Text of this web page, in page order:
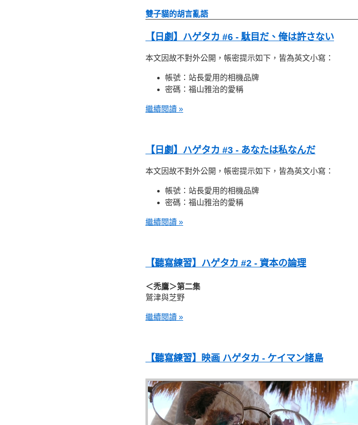
雙子貓的胡言亂語
【日劇】ハゲタカ #6 - 駄目だ、俺は許さない
本文因故不對外公開，帳密提示如下，皆為英文小寫：
帳號：站長愛用的相機品牌
密碼：福山雅治的愛稱
繼續閱讀 »
【日劇】ハゲタカ #3 - あなたは私なんだ
本文因故不對外公開，帳密提示如下，皆為英文小寫：
帳號：站長愛用的相機品牌
密碼：福山雅治的愛稱
繼續閱讀 »
【聽寫練習】ハゲタカ #2 - 資本の論理
＜禿鷹＞第二集
鷲津與芝野
繼續閱讀 »
【聽寫練習】映画 ハゲタカ - ケイマン諸島